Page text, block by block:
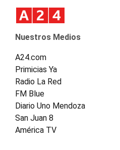
Nuestros Medios
A24.com
Primicias Ya
Radio La Red
FM Blue
Diario Uno Mendoza
San Juan 8
América TV